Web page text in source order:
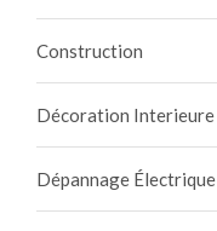
Construction
Décoration Interieure
Dépannage Électrique